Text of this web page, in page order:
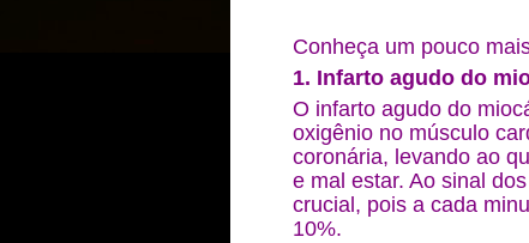
Conheça um pouco
1. Infarto agudo do
O infarto agudo do
oxigênio no músculo
coronária, levando ao
e mal estar. Ao sinal
crucial, pois a cada
10%.